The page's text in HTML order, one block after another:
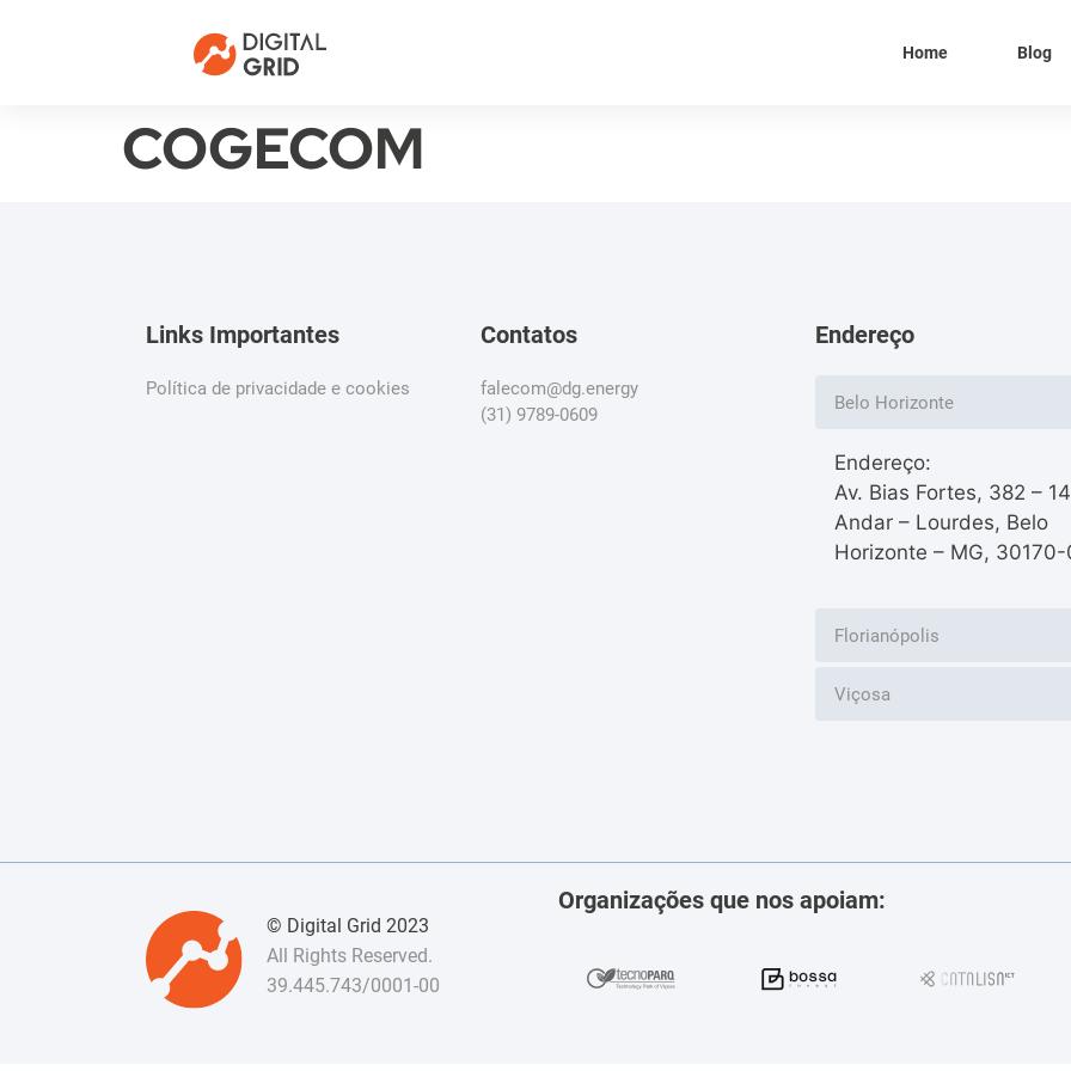
Home Blog
COGECOM
Links Importantes
Política de privacidade e cookies
Contatos
falecom@dg.energy
(31) 9789-0609
Endereço
Belo Horizonte
Endereço:
Av. Bias Fortes, 382 –
Andar – Lourdes, Belo
Horizonte – MG, 30170-
Florianópolis
Viçosa
© Digital Grid 2023
All Rights Reserved.
39.445.743/0001-00
Organizações que nos apoiam: